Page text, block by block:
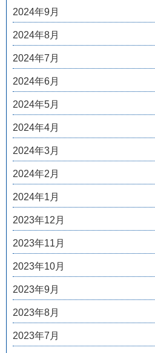
2024年9月
2024年8月
2024年7月
2024年6月
2024年5月
2024年4月
2024年3月
2024年2月
2024年1月
2023年12月
2023年11月
2023年10月
2023年9月
2023年8月
2023年7月